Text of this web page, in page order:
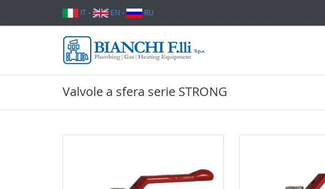
IT- EN - RU
Valvole a sfera serie STRONG